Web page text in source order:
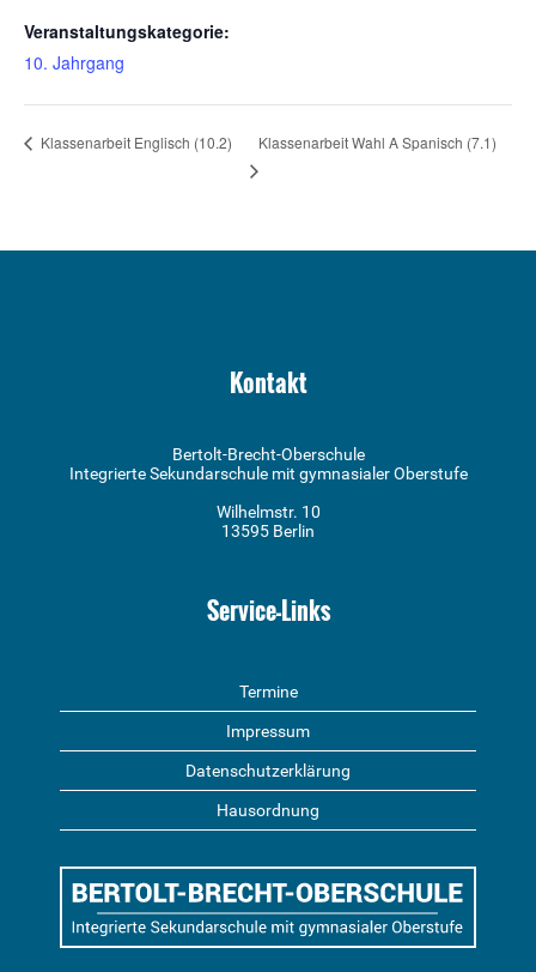
Veranstaltungskategorie:
10. Jahrgang
Klassenarbeit Englisch (10.2) Klassenarbeit Wahl A Spanisch (7.1)
Kontakt
Bertolt-Brecht-Oberschule
Integrierte Sekundarschule mit gymnasialer Oberstufe
Wilhelmstr. 10
13595 Berlin
Service-Links
Termine
Impressum
Datenschutzerklärung
Hausordnung